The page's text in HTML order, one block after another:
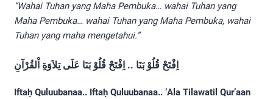
“Wahai Tuhan yang Maha Pembuka… wahai Tuhan yang
Maha Pembuka… wahai Tuhan yang Maha Pembuka, wahai
Tuhan yang maha mengetahui.”
اِفْتَحْ قُلُوْ بَنَا .. اِفْتَحْ قُلُوْ بَنَا عَلَى تِلاَوَةِ اْلقُرْآنِ
Iftaḥ Quluubanaa.. Iftaḥ Quluubanaa.. ‘Ala Tilawatil Qur’aan